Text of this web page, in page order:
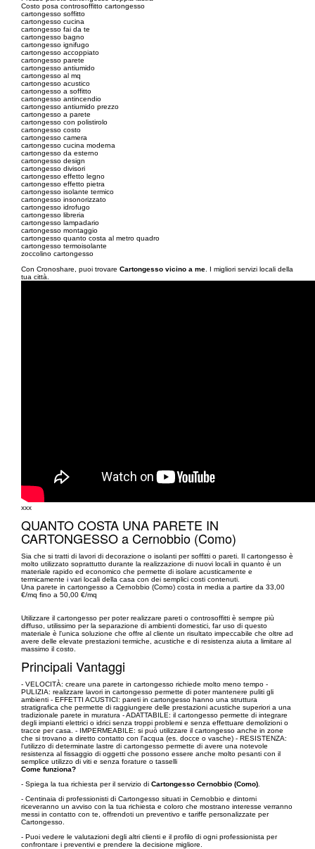
Costo posa controsoffitto cartongesso
cartongesso soffitto
cartongesso cucina
cartongesso fai da te
cartongesso bagno
cartongesso ignifugo
cartongesso accoppiato
cartongesso parete
cartongesso antiumido
cartongesso al mq
cartongesso acustico
cartongesso a soffitto
cartongesso antincendio
cartongesso antiumido prezzo
cartongesso a parete
cartongesso con polistirolo
cartongesso costo
cartongesso camera
cartongesso cucina moderna
cartongesso da esterno
cartongesso design
cartongesso divisori
cartongesso effetto legno
cartongesso effetto pietra
cartongesso isolante termico
cartongesso insonorizzato
cartongesso idrofugo
cartongesso libreria
cartongesso lampadario
cartongesso montaggio
cartongesso quanto costa al metro quadro
cartongesso termoisolante
zoccolino cartongesso
Con Cronoshare, puoi trovare Cartongesso vicino a me . I migliori servizi locali della
tua città.
xxx
QUANTO COSTA UNA PARETE IN
CARTONGESSO a Cernobbio (Como)
Sia che si tratti di lavori di decorazione o isolanti per soffitti o pareti. Il cartongesso è
molto utilizzato soprattutto durante la realizzazione di nuovi locali in quanto è un
materiale rapido ed economico che permette di isolare acusticamente e
termicamente i vari locali della casa con dei semplici costi contenuti.
Una parete in cartongesso a Cernobbio (Como) costa in media a partire da 33,00
€/mq fino a 50,00 €/mq
Utilizzare il cartongesso per poter realizzare pareti o controsoffitti è sempre più
diffuso, utilissimo per la separazione di ambienti domestici, far uso di questo
materiale è l'unica soluzione che offre al cliente un risultato impeccabile che oltre ad
avere delle elevate prestazioni termiche, acustiche e di resistenza aiuta a limitare al
massimo il costo.
Principali Vantaggi
- VELOCITÀ: creare una parete in cartongesso richiede molto meno tempo -
PULIZIA: realizzare lavori in cartongesso permette di poter mantenere puliti gli
ambienti - EFFETTI ACUSTICI: pareti in cartongesso hanno una struttura
stratigrafica che permette di raggiungere delle prestazioni acustiche superiori a una
tradizionale parete in muratura - ADATTABILE: il cartongesso permette di integrare
degli impianti elettrici o idrici senza troppi problemi e senza effettuare demolizioni o
tracce per casa. - IMPERMEABILE: si può utilizzare il cartongesso anche in zone
che si trovano a diretto contatto con l'acqua (es. docce o vasche) - RESISTENZA:
l'utilizzo di determinate lastre di cartongesso permette di avere una notevole
resistenza al fissaggio di oggetti che possono essere anche molto pesanti con il
semplice utilizzo di viti e senza forature o tasselli
Come funziona?
- Spiega la tua richiesta per il servizio di Cartongesso Cernobbio (Como)
- Centinaia di professionisti di Cartongesso situati in Cernobbio e dintorni
riceveranno un avviso con la tua richiesta e coloro che mostrano interesse verranno
messi in contatto con te, offrendoti un preventivo e tariffe personalizzate per
Cartongesso.
- Puoi vedere le valutazioni degli altri clienti e il profilo di ogni professionista per
confrontare i preventivi e prendere la decisione migliore.